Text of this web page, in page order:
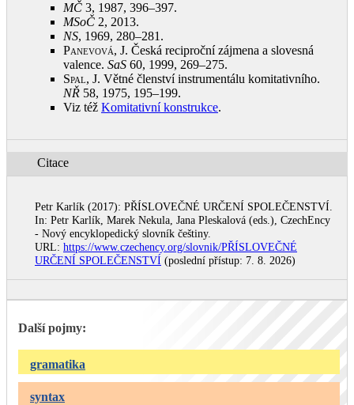
MČ 3, 1987, 396–397.
MSoČ 2, 2013.
NS, 1969, 280–281 .
Panevová, J. Česká reciproční zájmena a slovesná
valence. SaS 60, 1999, 269–275.
Spal, J. Větné členství instrumentálu komitativního.
NŘ 58, 1975, 195–199.
Viz též Komitativní konstrukce.
Citace
Petr Karlík (2017): PŘÍSLOVEČNÉ URČENÍ SPOLEČENSTVÍ.
In: Petr Karlík, Marek Nekula, Jana Pleskalová (eds.), CzechEncy
- Nový encyklopedický slovník češtiny.
URL: https://www.czechency.org/slovnik/PŘÍSLOVEČNÉ
URČENÍ SPOLEČENSTVÍ (poslední přístup: 7. 8. 2026)
Další pojmy:
gramatika
syntax